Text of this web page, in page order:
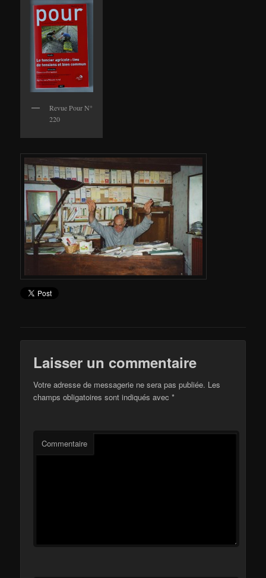
Revue Pour N°
220
Laisser un commentaire
Votre adresse de messagerie ne sera pas publiée. Les
champs obligatoires sont indiqués avec*
Commentaire